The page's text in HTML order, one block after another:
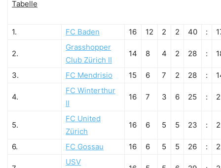
Tabelle
1. FC Baden 16 12 2 2 40 :
2.
Grasshopper
Club Zürich II
14 8 4 2 28 :
3. FC Mendrisio 15 6 7 2 28 :
4.
FC Winterthur
II
16 7 3 6 25 :
5.
FC United
Zürich
16 6 5 5 23 :
6. FC Gossau 16 6 5 5 26 :
USV